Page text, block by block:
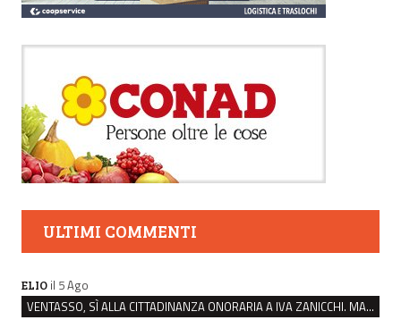
ULTIMI COMMENTI
ELIO il 5 Ago
VENTASSO, SÌ ALLA CITTADINANZA ONORARIA A IVA ZANICCHI. MA BARGIACCHI: “È DI PESSIMO GUSTO”